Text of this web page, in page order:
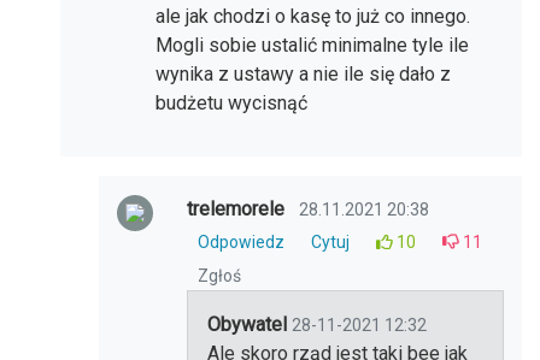
ale jak chodzi o kasę to już co innego.
Mogli sobie ustalić minimalne tyle ile
wynika z ustawy a nie ile się dało z
budżetu wycisnąć
trelemorele
28.11.2021 20:38
Odpowiedz
Cytuj 10
11
Zgłoś
Obywatel 28-11-2021 12:32
Ale skoro rząd jest taki bee jak